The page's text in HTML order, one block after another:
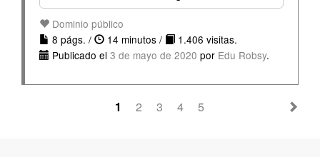
Dominio público
8 págs. /
14 minutos /
1.406 visitas.
Publicado el 3 de mayo de 2020 por Edu Robsy.
1 2 3 4 5